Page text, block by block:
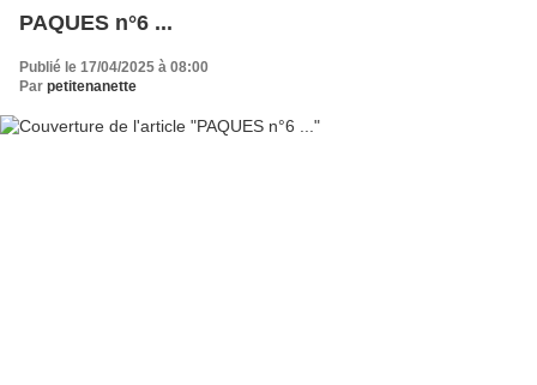
PAQUES n°6 ...
Publié le 17/04/2025 à 08:00
Par petitenanette